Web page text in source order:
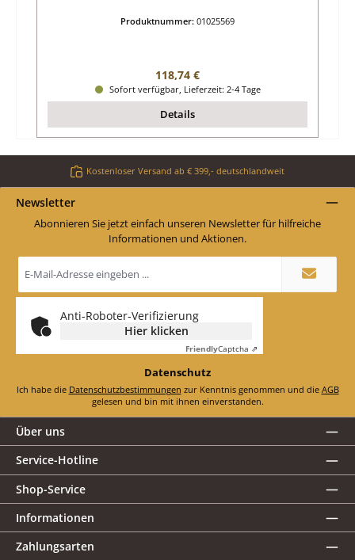
Produktnummer: 01025569
Regulärer Preis:
118,74 €
Sofort verfügbar, Lieferzeit: 2-4 Tage
Details
Kostenloser Versand ab € 399,- deutschlandweit
Newsletter
Abonnieren Sie jetzt einfach unseren Newsletter für hilfreiche
Informationen und Aktionen.
E-
Mail-
*
Anti-Roboter-Verifizierung
Hier klicken
FriendlyCaptcha ⇗
Datenschutz
Ich habe die Datenschutzbestimmungen zur Kenntnis genommen und die AGB
gelesen und bin mit ihnen einverstanden.
Über uns
Service-Hotline
Shop-Service
Informationen
Zahlungsarten